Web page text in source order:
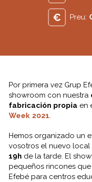
Preu:
Por primera vez Grup
showroom con nuestra
fabricación propia en
Week 2021.
Hemos organizado un
vosotros el nuevo local
19h de la tarde. El
pequeños rincones
Efebé para centros